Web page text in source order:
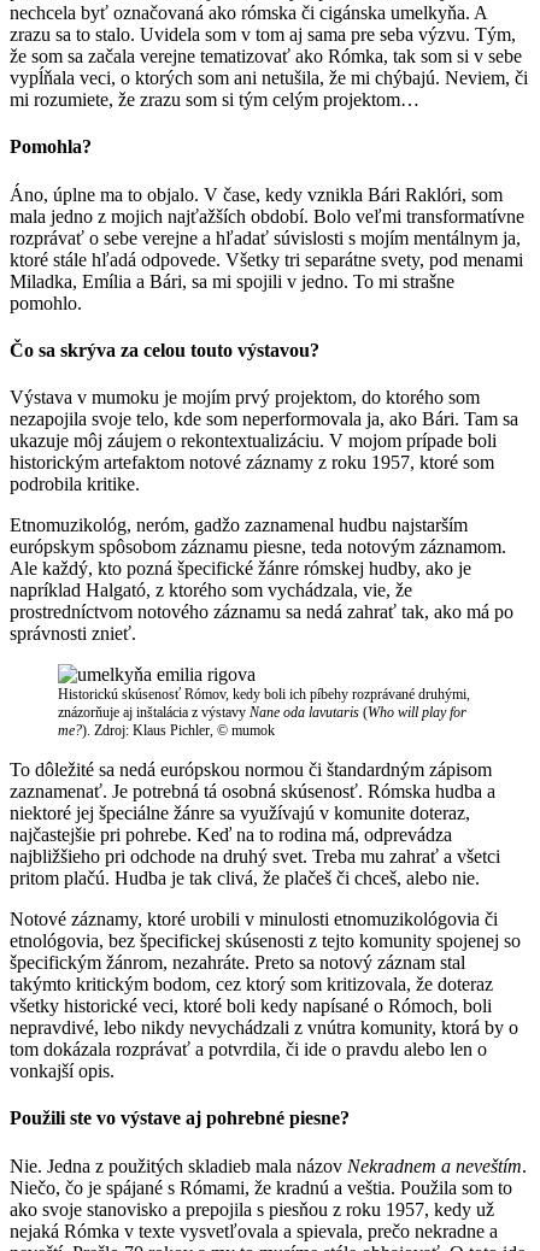
nechcela byť označovaná ako rómska či cigánska umelkyňa. A
zrazu sa to stalo. Uvidela som v tom aj sama pre seba výzvu. Tým,
že som sa začala verejne tematizovať ako Rómka, tak som si v sebe
vypĺňala veci, o ktorých som ani netušila, že mi chýbajú. Neviem, či
mi rozumiete, že zrazu som si tým celým projektom…
Pomohla?
Áno, úplne ma to objalo. V čase, kedy vznikla Bári Raklóri, som
mala jedno z mojich najťažších období. Bolo veľmi transformatívne
rozprávať o sebe verejne a hľadať súvislosti s mojím mentálnym ja,
ktoré stále hľadá odpovede. Všetky tri separátne svety, pod menami
Miladka, Emília a Bári, sa mi spojili v jedno. To mi strašne
pomohlo.
Čo sa skrýva za celou touto výstavou?
Výstava v mumoku je mojím prvý projektom, do ktorého som
nezapojila svoje telo, kde som neperformovala ja, ako Bári. Tam sa
ukazuje môj záujem o rekontextualizáciu. V mojom prípade boli
historickým artefaktom notové záznamy z roku 1957, ktoré som
podrobila kritike.
Etnomuzikológ, neróm, gadžo zaznamenal hudbu najstarším
európskym spôsobom záznamu piesne, teda notovým záznamom.
Ale každý, kto pozná špecifické žánre rómskej hudby, ako je
napríklad Halgató, z ktorého som vychádzala, vie, že
prostredníctvom notového záznamu sa nedá zahrať tak, ako má po
správnosti znieť.
Historickú skúsenosť Rómov, kedy boli ich píbehy rozprávané druhými,
znázorňuje aj inštalácia z výstavy Nane oda lavutaris (Who will play for
me?). Zdroj: Klaus Pichler, © mumok
To dôležité sa nedá európskou normou či štandardným zápisom
zaznamenať. Je potrebná tá osobná skúsenosť. Rómska hudba a
niektoré jej špeciálne žánre sa využívajú v komunite doteraz,
najčastejšie pri pohrebe. Keď na to rodina má, odprevádza
najbližšieho pri odchode na druhý svet. Treba mu zahrať a všetci
pritom plačú. Hudba je tak clivá, že plačeš či chceš, alebo nie.
Notové záznamy, ktoré urobili v minulosti etnomuzikológovia či
etnológovia, bez špecifickej skúsenosti z tejto komunity spojenej so
špecifickým žánrom, nezahráte. Preto sa notový záznam stal
takýmto kritickým bodom, cez ktorý som kritizovala, že doteraz
všetky historické veci, ktoré boli kedy napísané o Rómoch, boli
nepravdivé, lebo nikdy nevychádzali z vnútra komunity, ktorá by o
tom dokázala rozprávať a potvrdila, či ide o pravdu alebo len o
vonkajší opis.
Použili ste vo výstave aj pohrebné piesne?
Nie. Jedna z použitých skladieb mala názov Nekradnem a neveštím.
Niečo, čo je spájané s Rómami, že kradnú a veštia. Použila som to
ako svoje stanovisko a prepojila s piesňou z roku 1957, kedy už
nejaká Rómka v texte vysvetľovala a spievala, prečo nekradne a